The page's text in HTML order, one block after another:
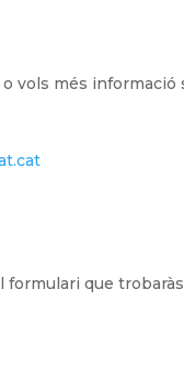
vols més
que